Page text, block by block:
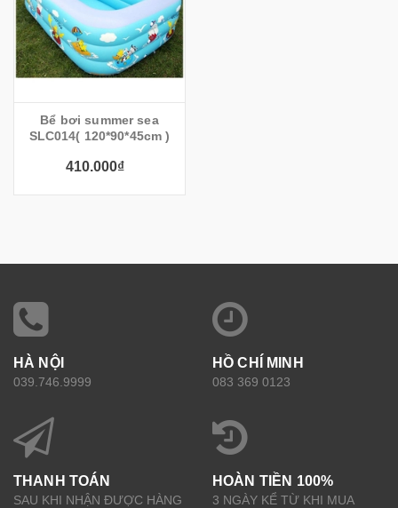
Bể bơi summer sea
SLC014( 120*90*45cm )
410.000₫
HÀ NỘI
039.746.9999
HỒ CHÍ MINH
083 369 0123
THANH TOÁN
SAU KHI NHẬN ĐƯỢC HÀNG
HOÀN TIỀN 100%
3 NGÀY KỂ TỪ KHI MUA